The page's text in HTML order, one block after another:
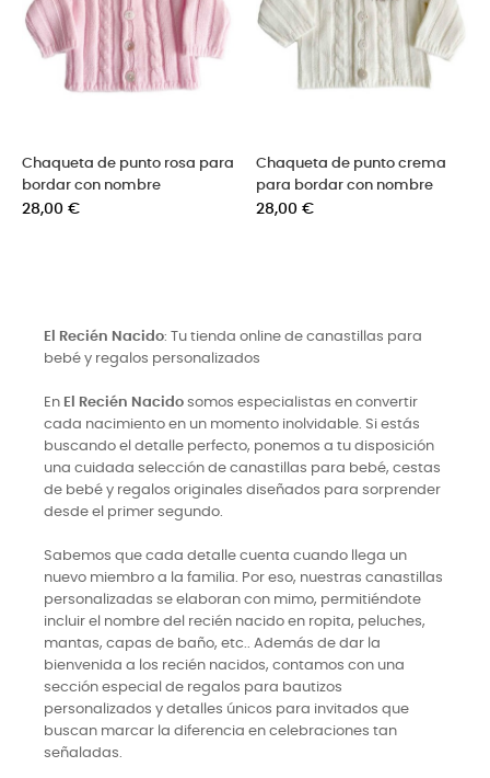
Chaqueta de punto rosa para
bordar con nombre
Precio
28,00 €
Chaqueta de punto crema
para bordar con nombre
Precio
28,00 €
El Recién Nacido: Tu tienda online de canastillas para
bebé y regalos personalizados
En El Recién Nacido somos especialistas en convertir
cada nacimiento en un momento inolvidable. Si estás
buscando el detalle perfecto, ponemos a tu disposición
una cuidada selección de canastillas para bebé, cestas
de bebé y regalos originales diseñados para sorprender
desde el primer segundo.
Sabemos que cada detalle cuenta cuando llega un
nuevo miembro a la familia. Por eso, nuestras canastillas
personalizadas se elaboran con mimo, permitiéndote
incluir el nombre del recién nacido en ropita, peluches,
mantas, capas de baño, etc.. Además de dar la
bienvenida a los recién nacidos, contamos con una
sección especial de regalos para bautizos
personalizados y detalles únicos para invitados que
buscan marcar la diferencia en celebraciones tan
señaladas.